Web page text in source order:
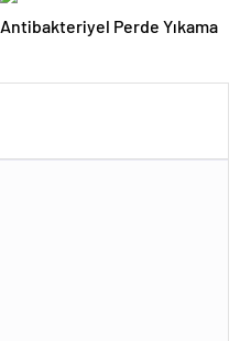
Antibakteriyel Perde Yıkama